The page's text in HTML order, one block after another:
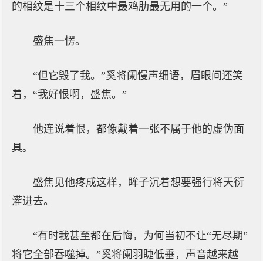
的相纹是十三个相纹中最鸡肋最无用的一个。”
盛焦一愣。
“但它毁了我。”奚将阑慢声细语，眉眼间还笑
着，“我好恨啊，盛焦。”
他连说着恨，都像戴着一张不属于他的虚伪面
具。
盛焦见他疼成这样，眸子沉着想要强行将天衍
灌进去。
“有时我甚至都在后悔，为何当初不让“无尽期”
将它全部吞噬掉。”奚将阑羽睫低垂，声音越来越